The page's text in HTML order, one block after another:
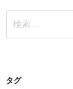
シ
ョ
索:
タグ